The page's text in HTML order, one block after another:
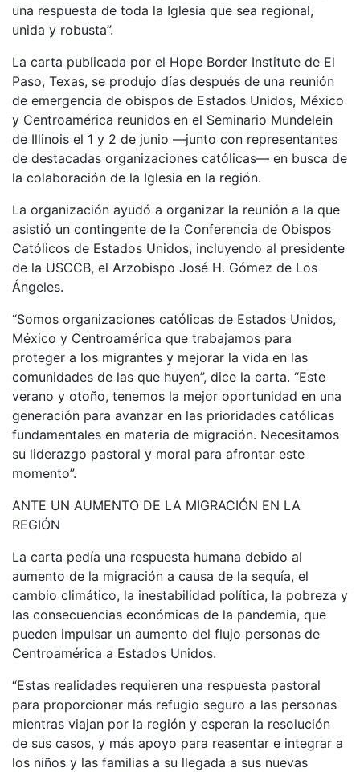
una respuesta de toda la Iglesia que sea regional,
unida y robusta”.
La carta publicada por el Hope Border Institute de El
Paso, Texas, se produjo días después de una reunión
de emergencia de obispos de Estados Unidos, México
y Centroamérica reunidos en el Seminario Mundelein
de Illinois el 1 y 2 de junio —junto con representantes
de destacadas organizaciones católicas— en busca de
la colaboración de la Iglesia en la región.
La organización ayudó a organizar la reunión a la que
asistió un contingente de la Conferencia de Obispos
Católicos de Estados Unidos, incluyendo al presidente
de la USCCB, el Arzobispo José H. Gómez de Los
Ángeles.
“Somos organizaciones católicas de Estados Unidos,
México y Centroamérica que trabajamos para
proteger a los migrantes y mejorar la vida en las
comunidades de las que huyen”, dice la carta. “Este
verano y otoño, tenemos la mejor oportunidad en una
generación para avanzar en las prioridades católicas
fundamentales en materia de migración. Necesitamos
su liderazgo pastoral y moral para afrontar este
momento”.
ANTE UN AUMENTO DE LA MIGRACIÓN EN LA
REGIÓN
La carta pedía una respuesta humana debido al
aumento de la migración a causa de la sequía, el
cambio climático, la inestabilidad política, la pobreza y
las consecuencias económicas de la pandemia, que
pueden impulsar un aumento del flujo personas de
Centroamérica a Estados Unidos.
“Estas realidades requieren una respuesta pastoral
para proporcionar más refugio seguro a las personas
mientras viajan por la región y esperan la resolución
de sus casos, y más apoyo para reasentar e integrar a
los niños y las familias a su llegada a sus nuevas